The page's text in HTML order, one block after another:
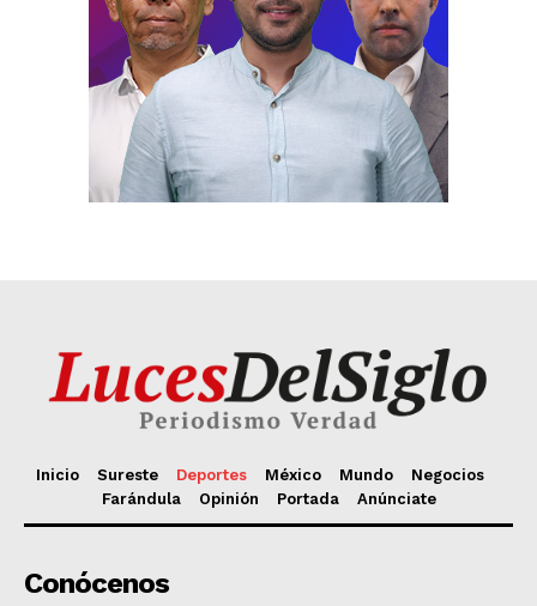
Inicio Sureste Deportes México Mundo
Negocios
Farándula
Opinión Portada Anúnciate
Conócenos